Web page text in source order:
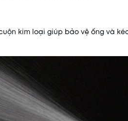
kim loại giúp bảo vệ ống và